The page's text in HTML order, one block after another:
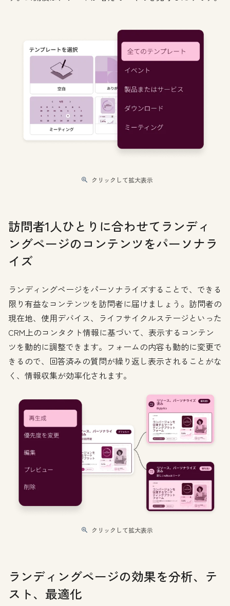
クリックして拡大表示
訪問者1人ひとりに合わせてランディ
ングページのコンテンツをパーソナラ
イズ
ランディングページをパーソナライズすることで、できる
限り有益なコンテンツを訪問者に届けましょう。訪問者の
現在地、使用デバイス、ライフサイクルステージといった
CRM上のコンタクト情報に基づいて、表示するコンテン
ツを動的に調整できます。フォームの内容も動的に変更で
きるので、回答済みの質問が繰り返し表示されることがな
く、情報収集が効率化されます。
クリックして拡大表示
ランディングページの効果を分析、テ
スト、最適化